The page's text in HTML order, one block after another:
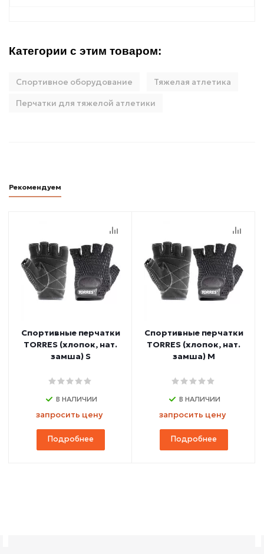
Категории с этим товаром:
Спортивное оборудование
Тяжелая атлетика
Перчатки для тяжелой атлетики
Рекомендуем
Спортивные перчатки
TORRES (хлопок, нат.
замша) S
В НАЛИЧИИ
запросить цену
Подробнее
Спортивные перчатки
TORRES (хлопок, нат.
замша) M
В НАЛИЧИИ
запросить цену
Подробнее